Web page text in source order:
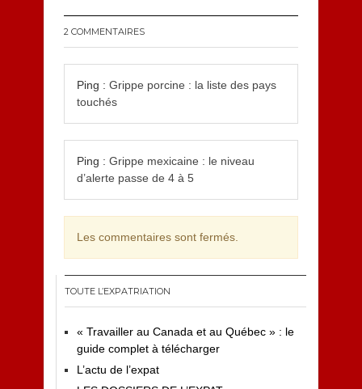
2 COMMENTAIRES
Ping : Grippe porcine : la liste des pays
touchés
Ping : Grippe mexicaine : le niveau
d’alerte passe de 4 à 5
Les commentaires sont fermés.
TOUTE L’EXPATRIATION
« Travailler au Canada et au Québec » : le
guide complet à télécharger
L’actu de l’expat